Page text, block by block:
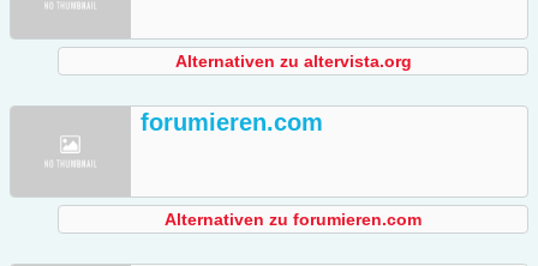
Alternativen zu altervista.org
forumieren.com
Alternativen zu forumieren.com